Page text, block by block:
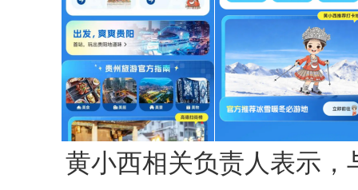
黄小西相关负责人表示，